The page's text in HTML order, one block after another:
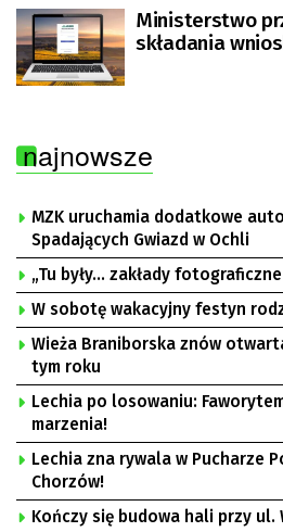
Ministerstwo
składania
najnowsze
MZK uruchamia dodatkowe
Spadających Gwiazd w Ochli
„Tu były… zakłady
W sobotę wakacyjny festyn
Wieża Braniborska znów
tym roku
Lechia po losowaniu:
marzenia!
Lechia zna rywala w Pucharze
Chorzów!
Kończy się budowa hali przy ul.